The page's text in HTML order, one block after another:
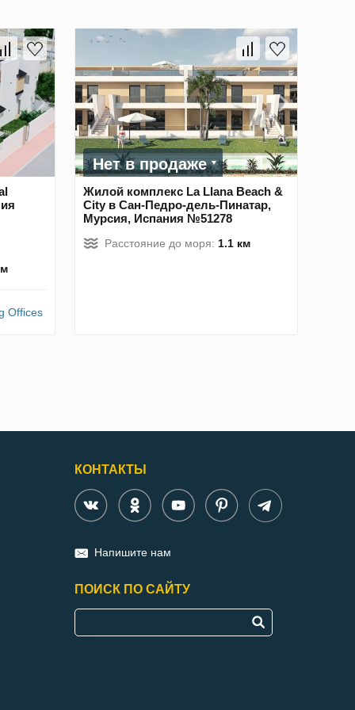
Offices
Нет в продаже
Жилой комплекс La Llana Beach &
City в Сан-Педро-дель-Пинатар,
Мурсия, Испания №51278
Расстояние до моря: 1.1 км
КОНТАКТЫ
Напишите нам
ПОИСК ПО САЙТУ